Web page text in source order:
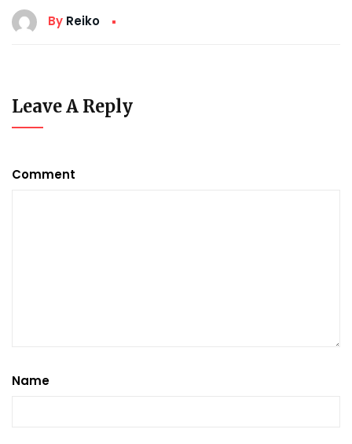
By Reiko
Leave A Reply
Comment
Name